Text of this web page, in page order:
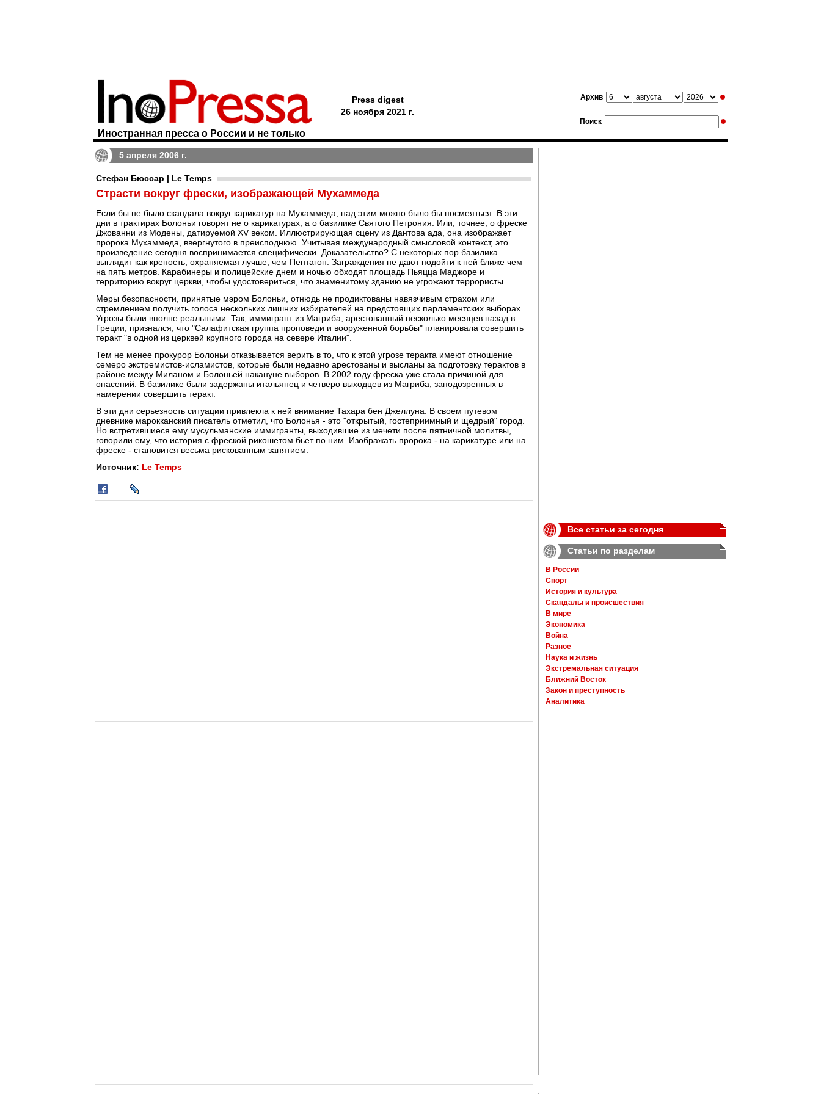
Архив
Поиск
Иностранная пресса о России и не только
Press digest
26 ноября 2021 г.
5 апреля 2006 г.
Стефан Бюссар | Le Temps
Страсти вокруг фрески, изображающей Мухаммеда
Если бы не было скандала вокруг карикатур на Мухаммеда, над этим можно было бы посмеяться. В эти
дни в трактирах Болоньи говорят не о карикатурах, а о базилике Святого Петрония. Или, точнее, о фреске
Джованни из Модены, датируемой XV веком. Иллюстрирующая сцену из Дантова ада, она изображает
пророка Мухаммеда, ввергнутого в преисподнюю. Учитывая международный смысловой контекст, это
произведение сегодня воспринимается специфически. Доказательство? С некоторых пор базилика
выглядит как крепость, охраняемая лучше, чем Пентагон. Заграждения не дают подойти к ней ближе чем
на пять метров. Карабинеры и полицейские днем и ночью обходят площадь Пьяцца Маджоре и
территорию вокруг церкви, чтобы удостовериться, что знаменитому зданию не угрожают террористы.
Меры безопасности, принятые мэром Болоньи, отнюдь не продиктованы навязчивым страхом или
стремлением получить голоса нескольких лишних избирателей на предстоящих парламентских выборах.
Угрозы были вполне реальными. Так, иммигрант из Магриба, арестованный несколько месяцев назад в
Греции, признался, что "Салафитская группа проповеди и вооруженной борьбы" планировала совершить
теракт "в одной из церквей крупного города на севере Италии".
Тем не менее прокурор Болоньи отказывается верить в то, что к этой угрозе теракта имеют отношение
семеро экстремистов-исламистов, которые были недавно арестованы и высланы за подготовку терактов в
районе между Миланом и Болоньей накануне выборов. В 2002 году фреска уже стала причиной для
опасений. В базилике были задержаны итальянец и четверо выходцев из Магриба, заподозренных в
намерении совершить теракт.
В эти дни серьезность ситуации привлекла к ней внимание Тахара бен Джеллуна. В своем путевом
дневнике марокканский писатель отметил, что Болонья - это "открытый, гостеприимный и щедрый" город.
Но встретившиеся ему мусульманские иммигранты, выходившие из мечети после пятничной молитвы,
говорили ему, что история с фреской рикошетом бьет по ним. Изображать пророка - на карикатуре или на
фреске - становится весьма рискованным занятием.
Источник: Le Temps
Все статьи за сегодня
Статьи по разделам
В России
Спорт
История и культура
Скандалы и происшествия
В мире
Экономика
Война
Разное
Наука и жизнь
Экстремальная ситуация
Ближний Восток
Закон и преступность
Аналитика